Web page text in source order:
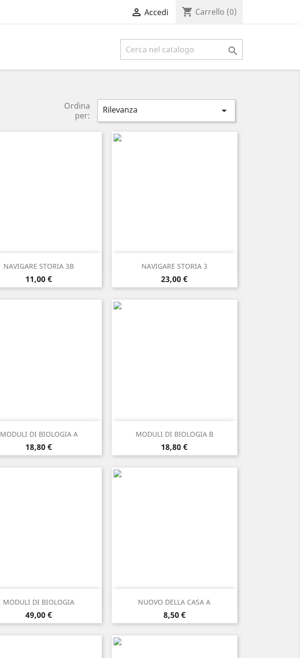
 Accedi shopping_cart Carrello (0)

Ordina
per:
Rilevanza 
NAVIGARE STORIA 3B
Prezzo
11,00 €
Anteprima NAVIGARE STORIA 3
Prezzo
23,00 €
Anteprima
MODULI DI BIOLOGIA A
Prezzo
18,80 €
Anteprima MODULI DI BIOLOGIA B
Prezzo
18,80 €
Anteprima
MODULI DI BIOLOGIA
Prezzo
49,00 €
Anteprima NUOVO DELLA CASA A
Prezzo
8,50 €
Anteprima